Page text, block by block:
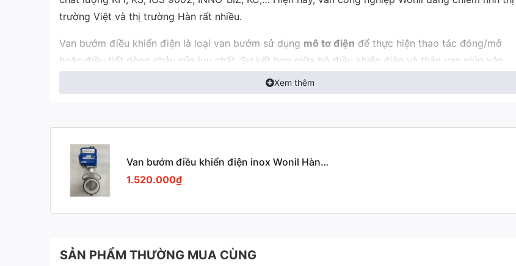
trường Việt và thị trường Hàn rất nhiều.
Van bướm điều khiển điện là loại van bướm sử dụng mô tơ điện để thực hiện thao tác đóng/mở
hoặc điều tiết dòng chảy của lưu chất. Sự kết hợp giữa bộ điều khiển điện và thân van giúp vận
hành tự động, giảm thiểu công sức và thời gian giám sát so với van bướm truyền thống.
Van bướm Wonil + Động cơ điều khiển điện = Van bướm điều khiển điện Wonil
Cấu tạo và thông số kỹ thuật cơ bản
Xem thêm
Van bướm điều khiển điện inox Wonil Hàn
Quốc
1.520.000₫
SẢN PHẨM THƯỜNG MUA CÙNG